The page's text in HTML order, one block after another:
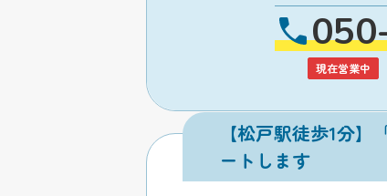
現在営業中
【松戸駅徒歩1分
ートします